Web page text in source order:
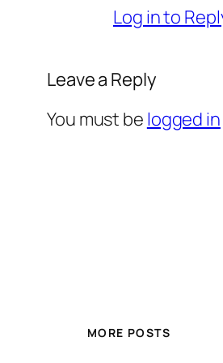
Log in to
Leave a Reply
You must be logged in
MORE POSTS